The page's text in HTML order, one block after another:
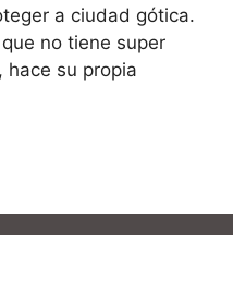
a ciudad gótica.
no tiene super
hace su propia